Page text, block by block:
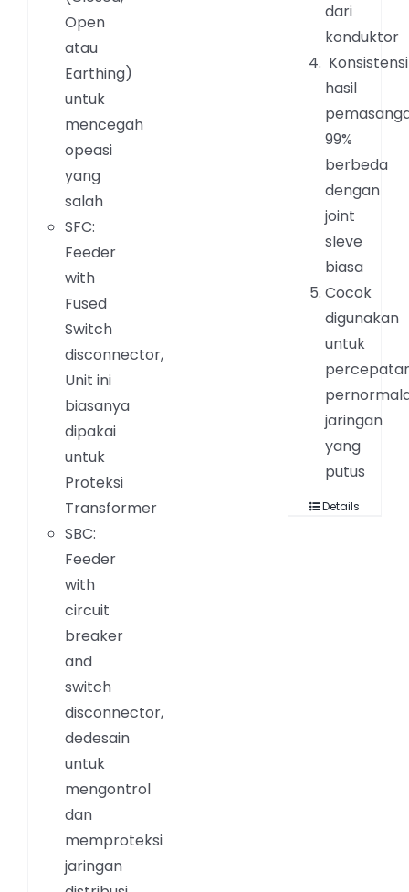
Open
atau
Earthing)
untuk
mencegah
opeasi
yang
salah
SFC:
Feeder
with
Fused
Switch
disconnector,
Unit ini
biasanya
dipakai
untuk
Proteksi
Transformer
SBC:
Feeder
with
circuit
breaker
and
switch
disconnector,
dedesain
untuk
mengontrol
dan
memproteksi
jaringan
dari
konduktor
Konsistensi
hasil
99%
berbeda
dengan
joint
sleve
biasa
Cocok
digunakan
untuk
jaringan
yang
putus
Details